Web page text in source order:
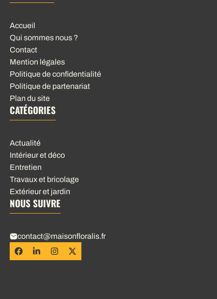
Accueil
Qui sommes nous ?
Contact
Mention légales
Politique de confidentialité
Politique de partenariat
Plan du site
CATÉGORIES
Actualité
Intérieur et déco
Entretien
Travaux et bricolage
Extérieur et jardin
NOUS SUIVRE
contact@maisonfloralis.fr